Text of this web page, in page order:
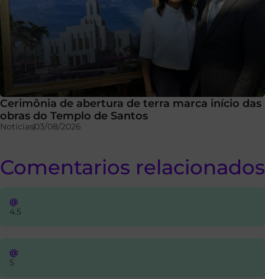
Cerimônia de abertura de terra marca início das
obras do Templo de Santos
Notícias03/08/2026
Comentarios relacionados
@
4.5
@
5